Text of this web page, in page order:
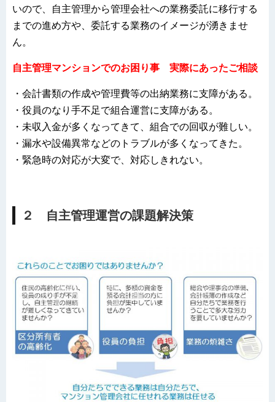
いので、自主管理から管理会社への業務委託に移行する
までの進め方や、委託する業務のイメージが湧きませ
ん。
自主管理マンションでのお困り事 実際にあったご相談
・会計書類の作成や管理費等の出納業務に支障がある。
・役員のなり手不足で組合運営に支障がある。
・未収入金が多くなってきて、組合での回収が難しい。
・漏水や設備異常などのトラブルが多くなってきた。
・緊急時の対応が大変で、対応しきれない。
２ 自主管理運営の課題解決策